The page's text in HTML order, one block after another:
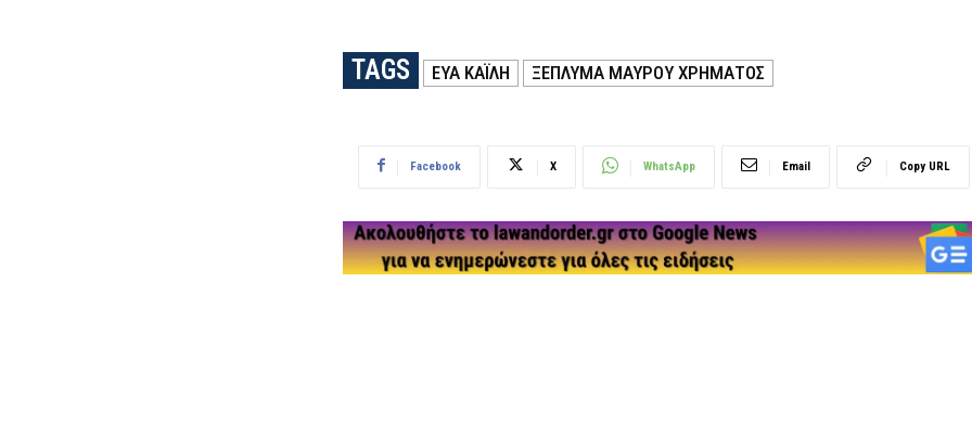
TAGS ΕΎΑ ΚΑΪΛΉ ΞΕΠΛΥΜΑ ΜΑΥΡΟΥ ΧΡΗΜΑΤΟΣ
Facebook X WhatsApp Email Copy URL